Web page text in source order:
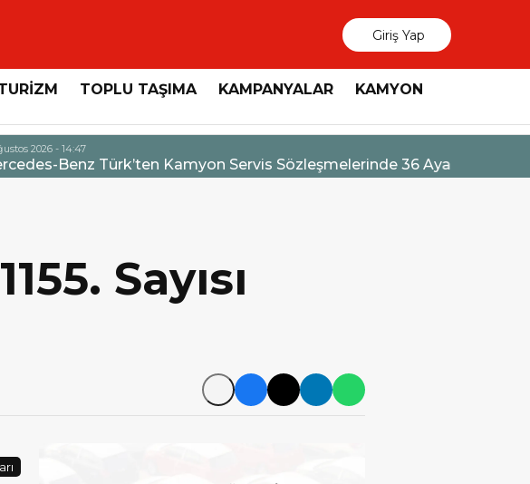
Giriş Yap
TOPLU TAŞIMA KAMPANYALAR KAMYON
Taksit İmkânı
Sayısı